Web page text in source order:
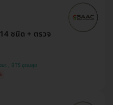
ชนิด + ตรวจ
BTS สยาม , BTS สนามกีฬาแห่งชาติ , BTS บางนา , BTS อุดมสุข